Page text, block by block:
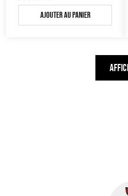
Ajouter au panier